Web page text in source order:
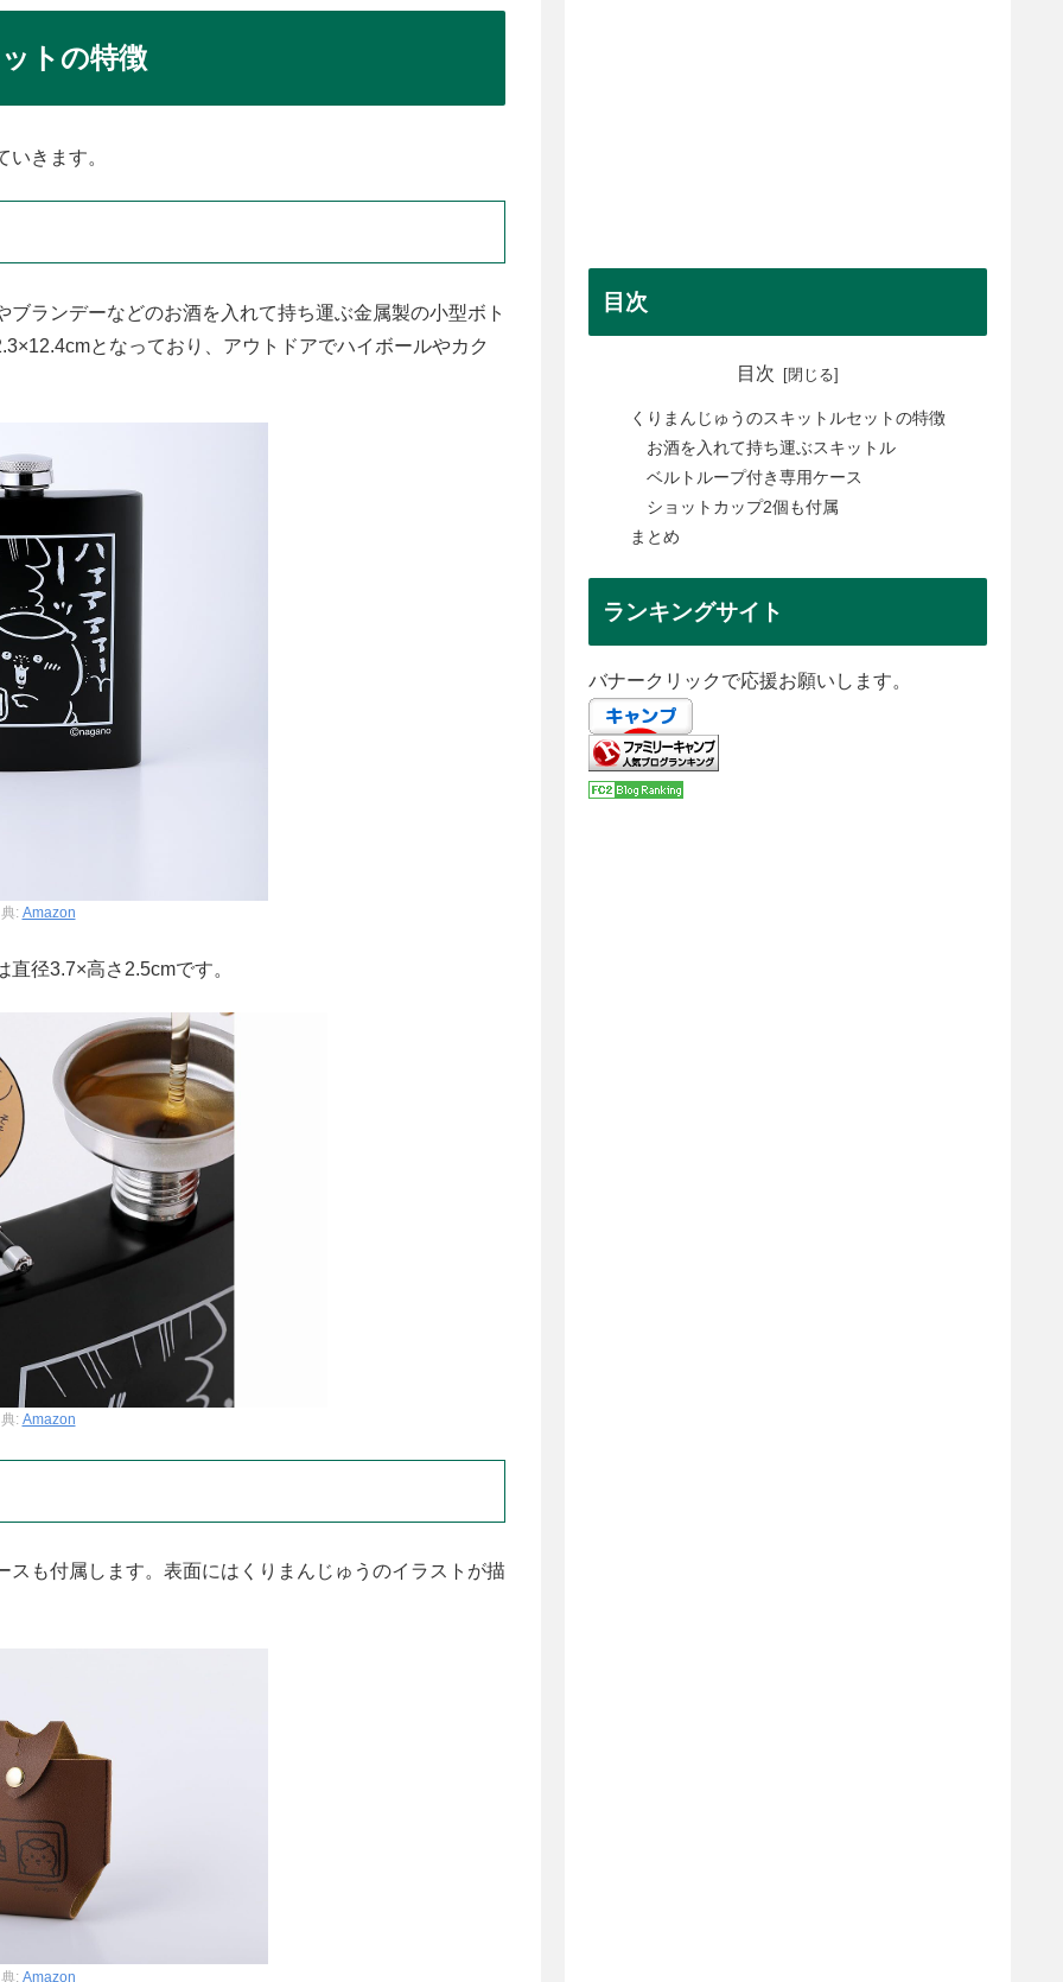
トの特徴
きます。
ランデーなどのお酒を入れて持ち運ぶ金属製の小型ボト
となっており、アウトドアでハイボールやカク
: Amazon
径3.7×高さ2.5cmです。
: Amazon
も付属します。表面にはくりまんじゅうのイラストが描
: Amazon
目次
目次
くりまんじゅうのスキットルセットの特徴
お酒を入れて持ち運ぶスキットル
ベルトループ付き専用ケース
ショットカップ2個も付属
まとめ
ランキングサイト
バナークリックで応援お願いします。